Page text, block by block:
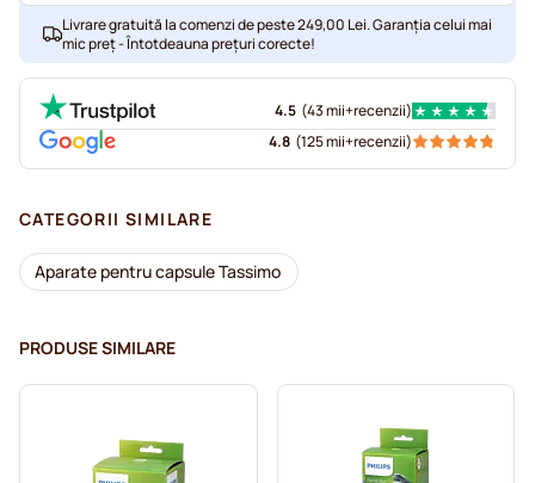
Livrare gratuită la comenzi de peste 249,00 Lei. Garanția celui mai
mic preț - Întotdeauna prețuri corecte!
4.5 (43 mii+recenzii)
4.8 (125 mii+recenzii)
CATEGORII SIMILARE
Aparate pentru capsule Tassimo
PRODUSE SIMILARE